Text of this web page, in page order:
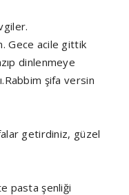
Gece acile gittik
dinlenmeye
şifa versin
getirdiniz, güzel
pasta şenliği